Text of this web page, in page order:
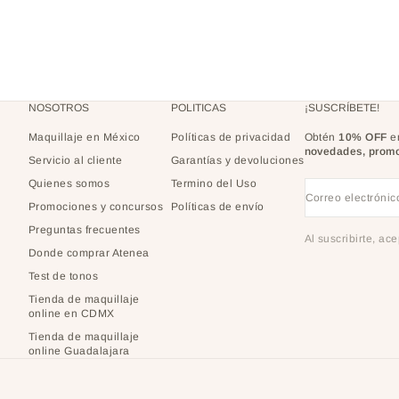
NOSOTROS
Maquillaje en México
Servicio al cliente
Quienes somos
Promociones y concursos
Preguntas frecuentes
Donde comprar Atenea
Test de tonos
Tienda de maquillaje
online en CDMX
Tienda de maquillaje
online Guadalajara
POLITICAS
Políticas de privacidad
Garantías y devoluciones
Termino del Uso
Políticas de envío
¡SUSCRÍBETE!
Obtén10% OFF
novedades,
Correo
Al suscribirte,